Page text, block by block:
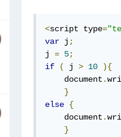
<script type=
var j ;
j = 5;
if
( j > 10
){
    document
.
}
else {
    document
.
}